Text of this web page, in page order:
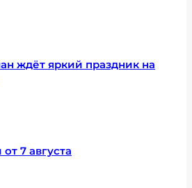
ждёт яркий праздник на
7 августа